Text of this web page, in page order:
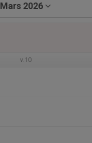
Mars 2026
v.10